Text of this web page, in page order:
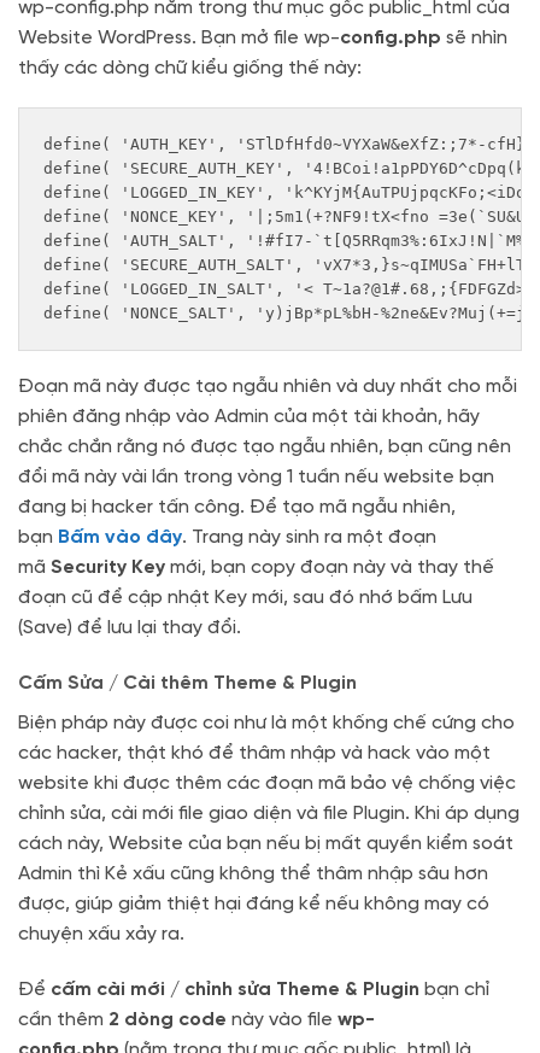
wp-config.php nằm trong thư mục gốc public_html của
Website WordPress. Bạn mở file wp-config.php sẽ nhìn
thấy các dòng chữ kiểu giống thế này:
define( 'AUTH_KEY', 'STlDfHfd0~VYXaW&eXfZ:;7*-
define( 'SECURE_AUTH_KEY',
define( 'LOGGED_IN_KEY',
define( 'NONCE_KEY', '|;5m1(+?NF9!tX<fno
define( 'AUTH_SALT', '!#fI7-
define( 'SECURE_AUTH_SALT',
define( 'LOGGED_IN_SALT', '<
define( 'NONCE_SALT', 'y)jBp*pL%bH-
Đoạn mã này được tạo ngẫu nhiên và duy nhất cho mỗi
phiên đăng nhập vào Admin của một tài khoản, hãy
chắc chắn rằng nó được tạo ngẫu nhiên, bạn cũng nên
đổi mã này vài lần trong vòng 1 tuần nếu website bạn
đang bị hacker tấn công. Để tạo mã ngẫu nhiên,
bạn Bấm vào đây. Trang này sinh ra một đoạn
mã Security Key mới, bạn copy đoạn này và thay thế
đoạn cũ để cập nhật Key mới, sau đó nhớ bấm Lưu
(Save) để lưu lại thay đổi.
Cấm Sửa / Cài thêm Theme & Plugin
Biện pháp này được coi như là một khống chế cứng cho
các hacker, thật khó để thâm nhập và hack vào một
website khi được thêm các đoạn mã bảo vệ chống việc
chỉnh sửa, cài mới file giao diện và file Plugin. Khi áp dụng
cách này, Website của bạn nếu bị mất quyền kiểm soát
Admin thì Kẻ xấu cũng không thể thâm nhập sâu hơn
được, giúp giảm thiệt hại đáng kể nếu không may có
chuyện xấu xảy ra.
Để cấm cài mới / chỉnh sửa Theme & Plugin bạn chỉ
cần thêm 2 dòng code này vào file wp-